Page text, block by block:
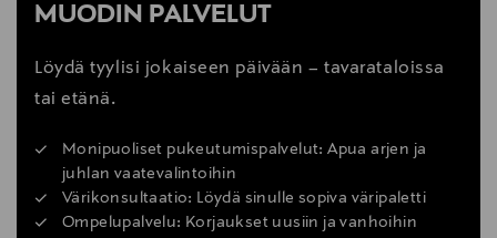
MUODIN PALVELUT
Löydä tyylisi jokaiseen päivään – tavarataloissa
tai etänä.
Monipuoliset pukeutumispalvelut: Apua arjen ja
juhlan vaatevalintoihin
Värikonsultaatio: Löydä sinulle sopiva väripaletti
Ompelupalvelu: Korjaukset uusiin ja vanhoihin